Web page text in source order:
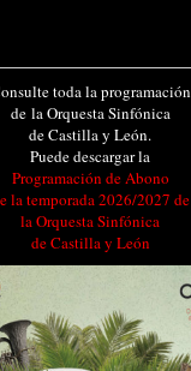
toda la programación
de la Orquesta Sinfónica
de Castilla y León.
Puede descargar la
Programación de Abono
la temporada 2026/2027 de
la Orquesta Sinfónica
de Castilla y León